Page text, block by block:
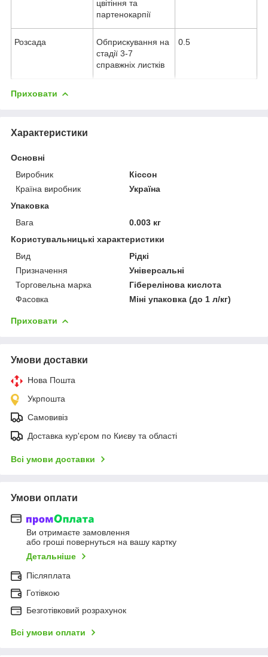
цвітіння та
партенокарпії
Розсада
Обприскування на
стадії 3-7
справжніх листків
0.5
Приховати
Характеристики
Основні
Виробник
Кіссон
Країна виробник
Україна
Упаковка
Вага
0.003 кг
Користувальницькі характеристики
Вид
Рідкі
Призначення
Універсальні
Торговельна марка
Гіберелінова кислота
Фасовка
Міні упаковка (до 1 л/кг)
Приховати
Умови доставки
Нова Пошта
Укрпошта
Самовивіз
Доставка кур'єром по Києву та області
Всі умови доставки
Умови оплати
Ви отримаєте замовлення
або гроші повернуться на вашу картку
Детальніше
Післяплата
Готівкою
Безготівковий розрахунок
Всі умови оплати